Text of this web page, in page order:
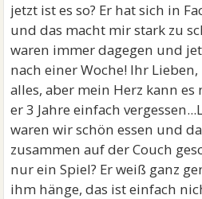
jetzt ist es so? Er hat sich in
und das macht mir stark zu
waren immer dagegen und
nach einer Woche! Ihr
alles, aber mein Herz kann
er 3 Jahre einfach
waren wir schön essen und
zusammen auf der Couch
nur ein Spiel? Er weiß ganz
ihm hänge, das ist einfach